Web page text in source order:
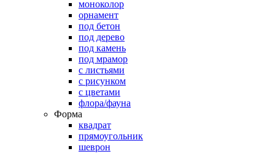
моноколор
орнамент
под бетон
под дерево
под камень
под мрамор
с листьями
с рисунком
с цветами
флора/фауна
Форма
квадрат
прямоугольник
шеврон